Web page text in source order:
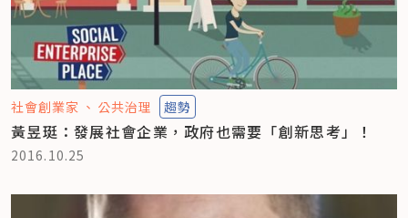
社會創業家 公共治理 趨勢
黃昱珽：發展社會企業，政府也需要「創新思考」！
2016.10.25